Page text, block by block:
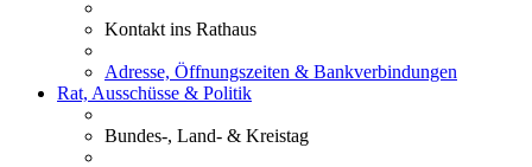
Kontakt ins Rathaus
Adresse, Öffnungszeiten & Bankverbindungen
Rat, Ausschüsse & Politik
Bundes-, Land- & Kreistag